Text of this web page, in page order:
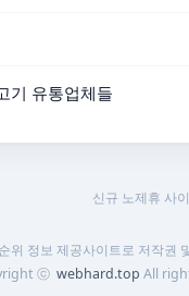
기 유통업체들
신규 노제휴 사
위 정보 제공사이트로 저작권
ⓒ webhard.top All